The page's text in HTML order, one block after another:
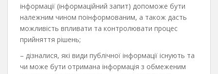
інформації (інформаційний запит) допоможе бути
належним чином поінформованим, а також дасть
можливість впливати та контролювати процес
прийняття рішень;
– дізналися, які види публічної інформації існують та
чи може бути отримана інформація з обмеженим